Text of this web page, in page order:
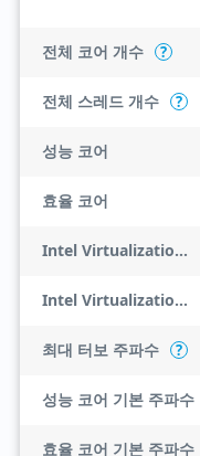
전체 코어 개수 ?
전체 스레드 개수 ?
성능 코어
효율 코어
Intel Virtualization Technology (VT-x)
Intel Virtualization Technology for Directed I/O (VT-d)
최대 터보 주파수 ?
성능 코어 기본 주파수
효율 코어 기본 주파수